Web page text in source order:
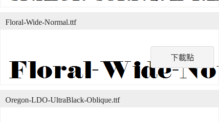
下載點
Floral-Wide-Normal.ttf
Oregon-LDO-UltraBlack-Oblique.ttf